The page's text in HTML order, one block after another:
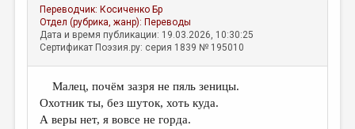
АВТОРЫ
КОММЕНТАРИИ
ЛИТСАЛОН
НОВОСТИ
ПРАВИЛА САЙТА
Переводчик: Косиченко Бр
Отдел (рубрика, жанр): Переводы
Дата и время публикации: 19.03.2026, 10:30:25
Сертификат Поэзия.ру: серия 1839 № 195010
Малец, почём зазря не пяль зеницы.
Охотник ты, без шуток, хоть куда.
А веры нет, я вовсе не горда.